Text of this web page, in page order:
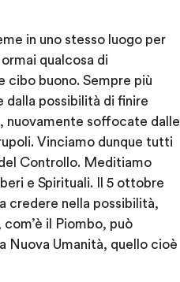
in uno stesso luogo per
qualcosa di
cibo buono. Sempre più
dalla possibilità di finire
nuovamente soffocate dalle
Vinciamo dunque tutti
Controllo. Meditiamo
e Spirituali. Il 5 ottobre
credere nella possibilità,
il Piombo, può
Nuova Umanità, quello cioè